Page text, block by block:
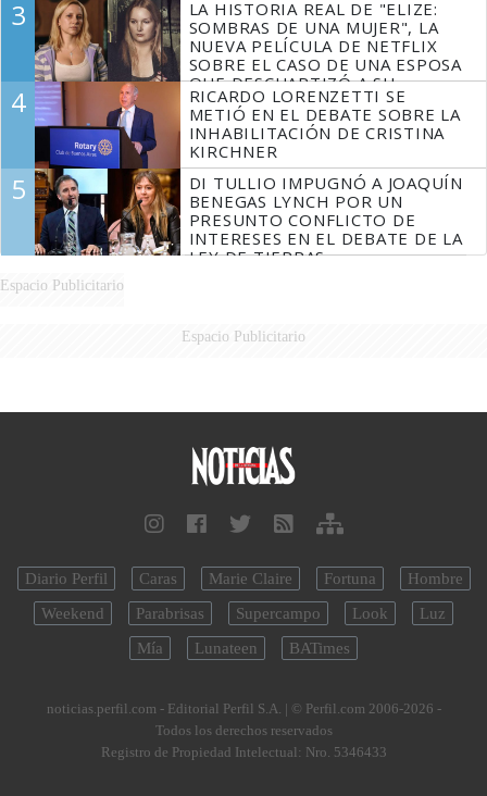
DERROTADOS
3
LA HISTORIA REAL DE "ELIZE:
SOMBRAS DE UNA MUJER", LA
NUEVA PELÍCULA DE NETFLIX
SOBRE EL CASO DE UNA ESPOSA
QUE DESCUARTIZÓ A SU
MARIDO
4
RICARDO LORENZETTI SE
METIÓ EN EL DEBATE SOBRE LA
INHABILITACIÓN DE CRISTINA
KIRCHNER
5
DI TULLIO IMPUGNÓ A JOAQUÍN
BENEGAS LYNCH POR UN
PRESUNTO CONFLICTO DE
INTERESES EN EL DEBATE DE LA
LEY DE TIERRAS
Espacio Publicitario
Espacio Publicitario
Diario Perfil Caras Marie Claire Fortuna
Hombre
Weekend
Parabrisas Supercampo Look
Luz
Mía
Lunateen BATimes
noticias.perfil.com - Editorial Perfil S.A. | © Perfil.com 2006-2026 -
Todos los derechos reservados
Registro de Propiedad Intelectual: Nro. 5346433